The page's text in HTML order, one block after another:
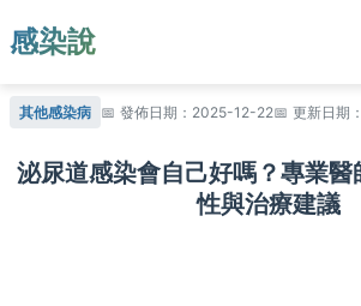
感染說
其他感染病 發佈日期：2025-12-22 更新日期
泌尿道感染會自己好嗎？專業
性與治療建議